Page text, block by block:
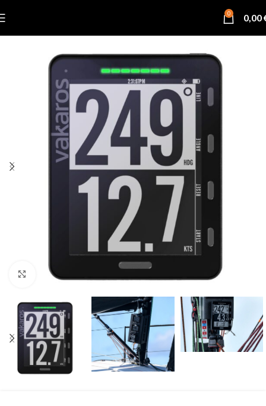
0 0,00
Clique para ampliar